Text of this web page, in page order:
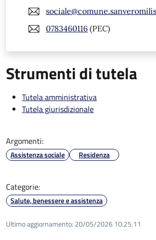
0783460116 (PEC)
Strumenti di tutela
Tutela amministrativa
Tutela giurisdizionale
Argomenti:
Assistenza sociale Residenza
Categorie:
Salute, benessere e assistenza
Ultimo aggiornamento: 20/05/2026 10:25.11